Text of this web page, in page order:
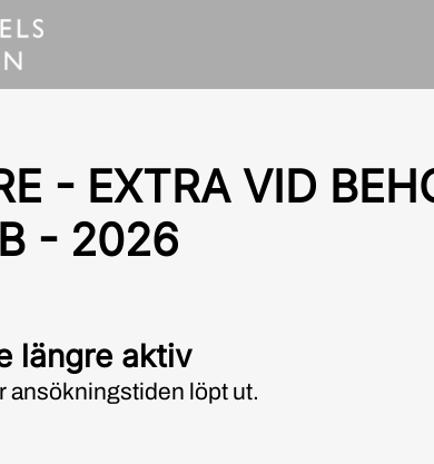
- EXTRA VID
- 2026
längre aktiv
ansökningstiden löpt ut.